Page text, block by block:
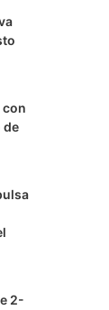
con
de
2-